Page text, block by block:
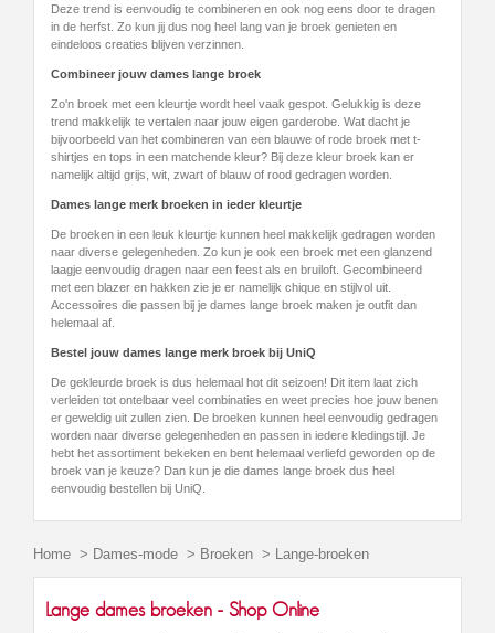
Deze trend is eenvoudig te combineren en ook nog eens door te dragen
in de herfst. Zo kun jij dus nog heel lang van je broek genieten en
eindeloos creaties blijven verzinnen.
Combineer jouw dames lange broek
Zo'n broek met een kleurtje wordt heel vaak gespot. Gelukkig is deze
trend makkelijk te vertalen naar jouw eigen garderobe. Wat dacht je
bijvoorbeeld van het combineren van een blauwe of rode broek met t-
shirtjes en tops in een matchende kleur? Bij deze kleur broek kan er
namelijk altijd grijs, wit, zwart of blauw of rood gedragen worden.
Dames lange merk broeken in ieder kleurtje
De broeken in een leuk kleurtje kunnen heel makkelijk gedragen worden
naar diverse gelegenheden. Zo kun je ook een broek met een glanzend
laagje eenvoudig dragen naar een feest als en bruiloft. Gecombineerd
met een blazer en hakken zie je er namelijk chique en stijlvol uit.
Accessoires die passen bij je dames lange broek maken je outfit dan
helemaal af.
Bestel jouw dames lange merk broek bij UniQ
De gekleurde broek is dus helemaal hot dit seizoen! Dit item laat zich
verleiden tot ontelbaar veel combinaties en weet precies hoe jouw benen
er geweldig uit zullen zien. De broeken kunnen heel eenvoudig gedragen
worden naar diverse gelegenheden en passen in iedere kledingstijl. Je
hebt het assortiment bekeken en bent helemaal verliefd geworden op de
broek van je keuze? Dan kun je die dames lange broek dus heel
eenvoudig bestellen bij UniQ.
Home > Dames-mode > Broeken > Lange-broeken
Lange dames broeken - Shop Online